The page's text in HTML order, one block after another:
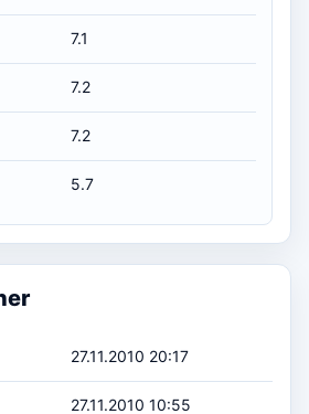
7.1
7.2
7.2
5.7
27.11.2010 20:17
27.11.2010 10:55